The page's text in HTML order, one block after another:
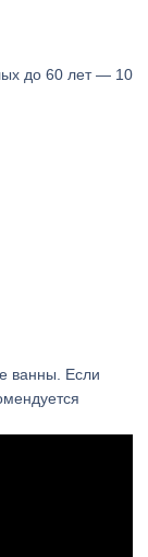
до 60 лет — 10
ванны. Если